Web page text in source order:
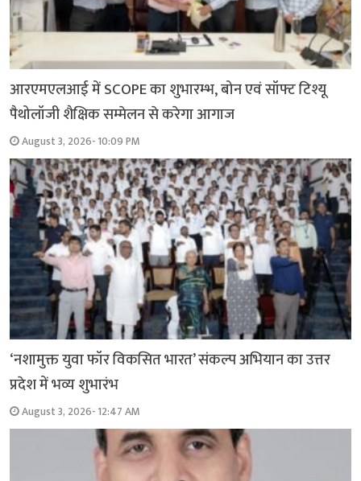
आरएमएलआई में SCOPE का शुभारम्भ, बोन एवं सॉफ्ट टिश्यू
पैथोलॉजी शैक्षिक सम्मेलन से करेगा आगाज
August 3, 2026- 10:09 PM
‘नशामुक्त युवा फॉर विकसित भारत’ संकल्प अभियान का उत्तर
प्रदेश में भव्य शुभारंभ
August 3, 2026- 12:47 AM